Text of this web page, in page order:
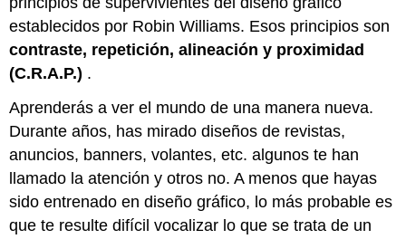
establecidos por Robin Williams. Esos principios son
contraste, repetición, alineación y proximidad
(C.R.A.P.) .
Aprenderás a ver el mundo de una manera nueva.
Durante años, has mirado diseños de revistas,
anuncios, banners, volantes, etc. algunos te han
llamado la atención y otros no. A menos que hayas
sido entrenado en diseño gráfico, lo más probable es
que te resulte difícil vocalizar lo que se trata de un